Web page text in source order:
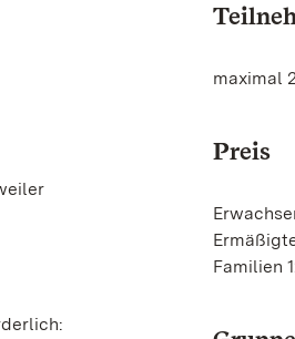
maximal
Preis
Familien